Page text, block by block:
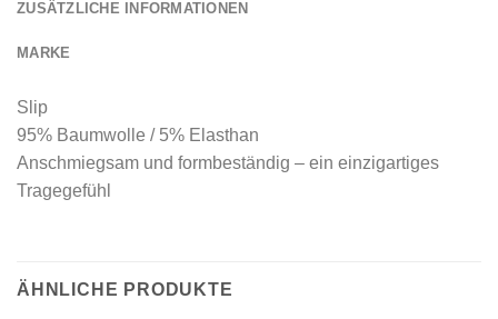
ZUSÄTZLICHE INFORMATIONEN
MARKE
Slip
95% Baumwolle / 5% Elasthan
Anschmiegsam und formbeständig – ein einzigartiges
Tragegefühl
ÄHNLICHE PRODUKTE